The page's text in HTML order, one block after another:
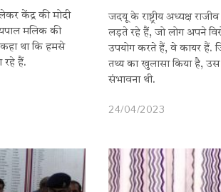
केंद्र की मोदी
मलिक की
कहा था कि हमसे
रहे हैं.
जदयू के राष्ट्रीय अध्यक्ष
लड़ते रहे हैं, जो लोग अपने
उपयोग करते हैं, वे कायर हैं.
तथ्य का खुलासा किया है,
संभावना थी.
24/04/2023